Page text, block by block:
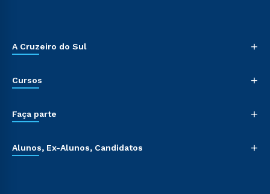
A Cruzeiro do Sul +
Cursos +
Faça parte +
Alunos, Ex-Alunos, Candidatos +